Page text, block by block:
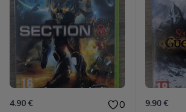
4.90 € 0 9.90 €